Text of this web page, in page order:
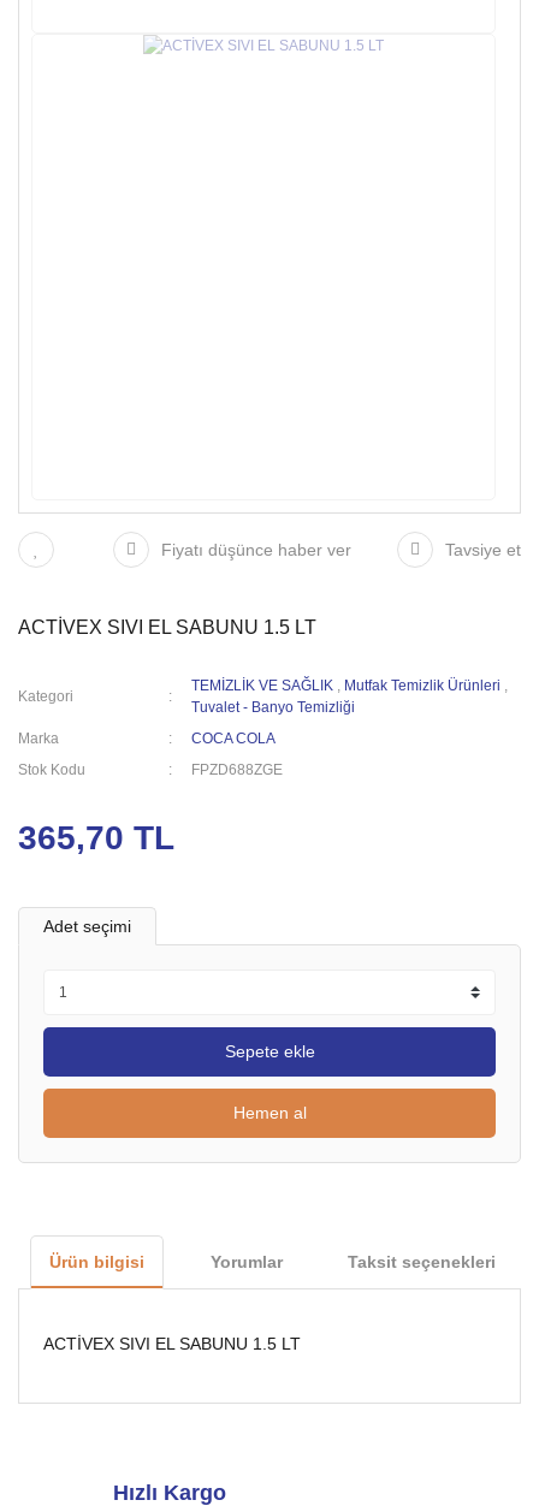
Fiyatı düşünce haber ver Tavsiye et
ACTİVEX SIVI EL SABUNU 1.5 LT
Kategori
TEMİZLİK VE SAĞLIK , Mutfak Temizlik Ürünleri ,
Tuvalet - Banyo Temizliği
Marka
COCA COLA
Stok Kodu
FPZD688ZGE
365,70 TL
Adet seçimi
Sepete ekle
Hemen al
Ürün bilgisi Yorumlar Taksit seçenekleri
ACTİVEX SIVI EL SABUNU 1.5 LT
Bu ürünün fiyat bilgisi, resim, ürün açıklamalarında ve diğer
Hızlı Kargo